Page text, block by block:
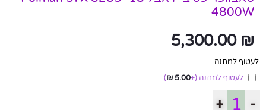
4800W
5,300.00 ₪
לעטוף למתנה
לעטוף למתנה (+
5.00
₪
)
-
+